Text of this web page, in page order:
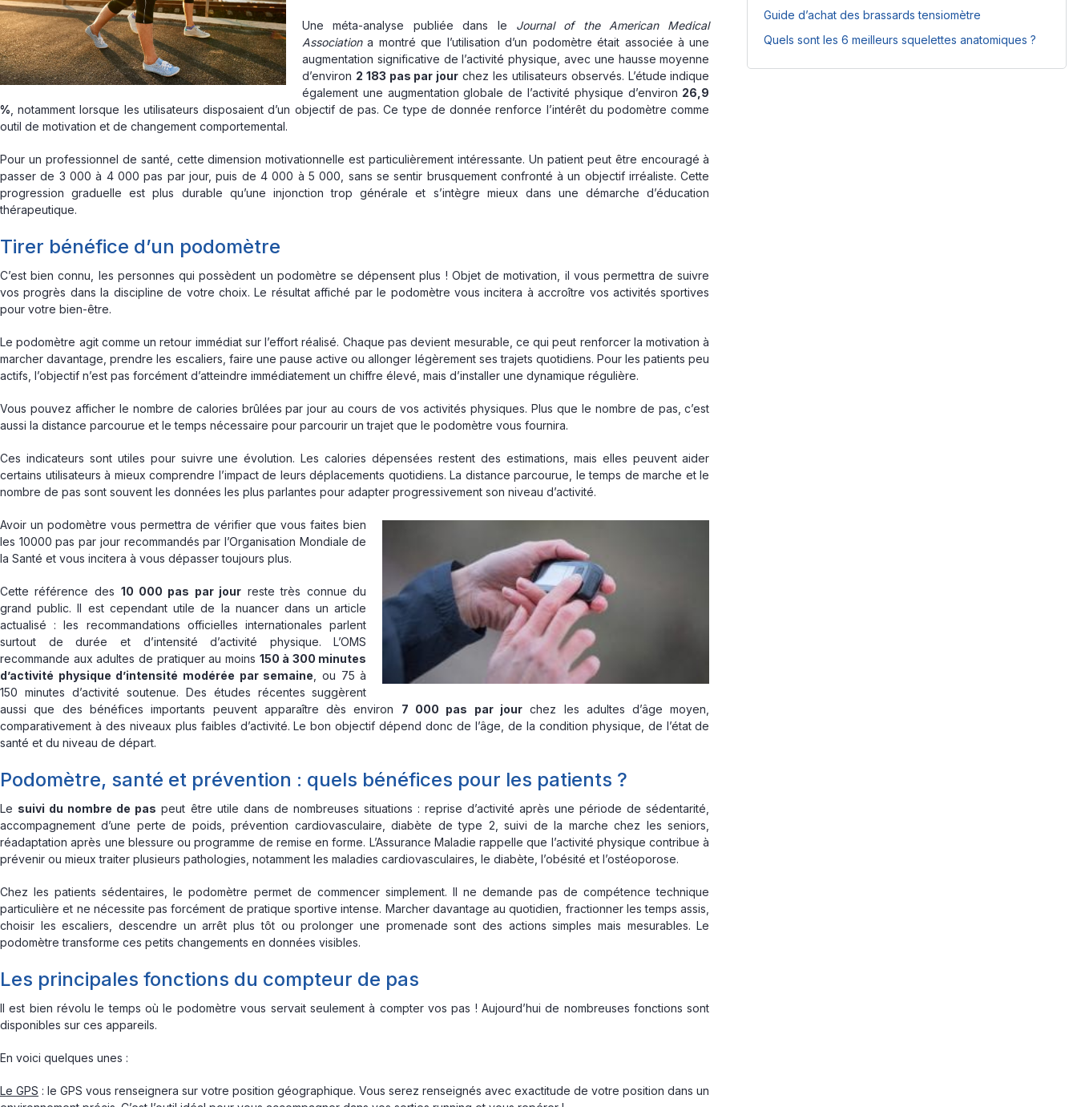
Une méta-analyse publiée dans le Journal of the American Medical
Associationa montré que l’utilisation d’un podomètre était associée à une
augmentation significative de l’activité physique, avec une hausse moyenne
d’environ 2 183 pas par jour chez les utilisateurs observés. L’étude indique
également une augmentation globale de l’activité physique d’environ 26,9
% , notamment lorsque les utilisateurs disposaient d’un objectif de pas. Ce type de donnée renforce l’intérêt du podomètre comme
outil de motivation et de changement comportemental.
Pour un professionnel de santé, cette dimension motivationnelle est particulièrement intéressante. Un patient peut être encouragé à
passer de 3 000 à 4 000 pas par jour, puis de 4 000 à 5 000, sans se sentir brusquement confronté à un objectif irréaliste. Cette
progression graduelle est plus durable qu’une injonction trop générale et s’intègre mieux dans une démarche d’éducation
thérapeutique.
Tirer bénéfice d’un podomètre
C’est bien connu, les personnes qui possèdent un podomètre se dépensent plus ! Objet de motivation, il vous permettra de suivre
vos progrès dans la discipline de votre choix. Le résultat affiché par le podomètre vous incitera à accroître vos activités sportives
pour votre bien-être.
Le podomètre agit comme un retour immédiat sur l’effort réalisé. Chaque pas devient mesurable, ce qui peut renforcer la motivation à
marcher davantage, prendre les escaliers, faire une pause active ou allonger légèrement ses trajets quotidiens. Pour les patients peu
actifs, l’objectif n’est pas forcément d’atteindre immédiatement un chiffre élevé, mais d’installer une dynamique régulière.
Vous pouvez afficher le nombre de calories brûlées par jour au cours de vos activités physiques. Plus que le nombre de pas, c’est
aussi la distance parcourue et le temps nécessaire pour parcourir un trajet que le podomètre vous fournira.
Ces indicateurs sont utiles pour suivre une évolution. Les calories dépensées restent des estimations, mais elles peuvent aider
certains utilisateurs à mieux comprendre l’impact de leurs déplacements quotidiens. La distance parcourue, le temps de marche et le
nombre de pas sont souvent les données les plus parlantes pour adapter progressivement son niveau d’activité.
Avoir un podomètre vous permettra de vérifier que vous faites bien
les 10000 pas par jour recommandés par l’Organisation Mondiale de
la Santé et vous incitera à vous dépasser toujours plus.
Cette référence des 10 000 pas par jour reste très connue du
grand public. Il est cependant utile de la nuancer dans un article
actualisé : les recommandations officielles internationales parlent
surtout de durée et d’intensité d’activité physique. L’OMS
recommande aux adultes de pratiquer au moins 150 à 300 minutes
d’activité physique d’intensité modérée par semaine , ou 75 à
150 minutes d’activité soutenue. Des études récentes suggèrent
aussi que des bénéfices importants peuvent apparaître dès environ 7 000 pas par jourchez les adultes d’âge moyen,
comparativement à des niveaux plus faibles d’activité. Le bon objectif dépend donc de l’âge, de la condition physique, de l’état de
santé et du niveau de départ.
Podomètre, santé et prévention : quels bénéfices pour les patients ?
Le suivi du nombre de pas peut être utile dans de nombreuses situations : reprise d’activité après une période de sédentarité,
accompagnement d’une perte de poids, prévention cardiovasculaire, diabète de type 2, suivi de la marche chez les seniors,
réadaptation après une blessure ou programme de remise en forme. L’Assurance Maladie rappelle que l’activité physique contribue à
prévenir ou mieux traiter plusieurs pathologies, notamment les maladies cardiovasculaires, le diabète, l’obésité et l’ostéoporose.
Chez les patients sédentaires, le podomètre permet de commencer simplement. Il ne demande pas de compétence technique
particulière et ne nécessite pas forcément de pratique sportive intense. Marcher davantage au quotidien, fractionner les temps assis,
choisir les escaliers, descendre un arrêt plus tôt ou prolonger une promenade sont des actions simples mais mesurables. Le
podomètre transforme ces petits changements en données visibles.
Les principales fonctions du compteur de pas
Il est bien révolu le temps où le podomètre vous servait seulement à compter vos pas ! Aujourd’hui de nombreuses fonctions sont
disponibles sur ces appareils.
En voici quelques unes :
Le GPS : le GPS vous renseignera sur votre position géographique. Vous serez renseignés avec exactitude de votre position dans un
Guide d’achat des brassards tensiomètre
Quels sont les 6 meilleurs squelettes anatomiques ?